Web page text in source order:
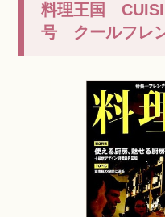
料理王国
号 クールフレ